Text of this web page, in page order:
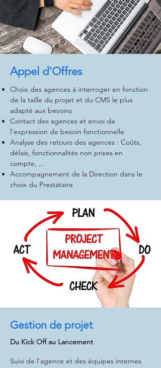
Appel d'Offres
Choix des agences à interroger en fonction
de la taille du projet et du CMS le plus
adapté aux besoins
Contact des agences et envoi de
l'expression de besoin fonctionnelle
Analyse des retours des agences : Coûts,
délais, fonctionnalités non prises en
compte, ...
Accompagnement de la Direction dans le
choix du Prestataire
Gestion de projet
Du Kick Off au Lancement
Suivi de l'agence et des équipes internes